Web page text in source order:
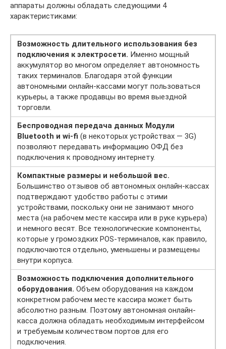
аппараты должны обладать следующими 4
характеристиками:
Возможность длительного использования без
подключения к электросети. Именно мощный
аккумулятор во многом определяет автономность
таких терминалов. Благодаря этой функции
автономными онлайн-кассами могут пользоваться
курьеры, а также продавцы во время выездной
торговли.
Беспроводная передача данных Модули
Bluetooth и wi-fi (в некоторых устройствах — 3G)
позволяют передавать информацию ОФД без
подключения к проводному интернету.
Компактные размеры и небольшой вес.
Большинство отзывов об автономных онлайн-кассах
подтверждают удобство работы с этими
устройствами, поскольку они не занимают много
места (на рабочем месте кассира или в руке курьера)
и немного весят. Все технологические компоненты,
которые у громоздких POS-терминалов, как правило,
подключаются отдельно, уменьшены и размещены
внутри корпуса.
Возможность подключения дополнительного
оборудования. Объем оборудования на каждом
конкретном рабочем месте кассира может быть
абсолютно разным. Поэтому автономная онлайн-
касса должна обладать необходимым интерфейсом
и требуемым количеством портов для его
подключения.